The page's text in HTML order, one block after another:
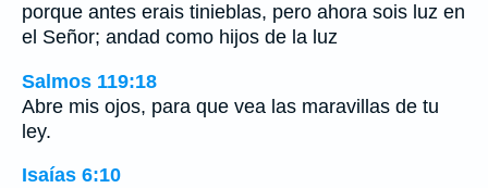
porque antes erais tinieblas, pero ahora sois luz en
el Señor; andad como hijos de la luz
Salmos 119:18
Abre mis ojos, para que vea las maravillas de tu
ley.
Isaías 6:10